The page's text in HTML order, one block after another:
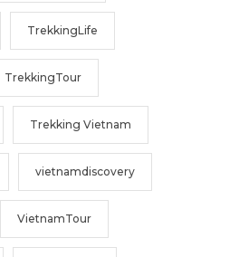
TrekkingLife
TrekkingTour
Trekking Vietnam
vietnamdiscovery
VietnamTour